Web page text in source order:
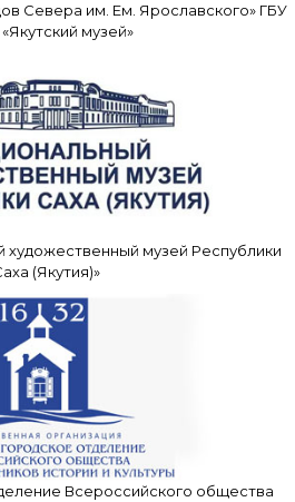
Севера им. Ем. Ярославского» ГБУ
музей»
художественный музей Республики
(Якутия)»
Всероссийского общества